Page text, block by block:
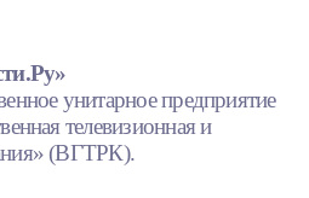
унитарное предприятие
телевизионная и
(ВГТРК).